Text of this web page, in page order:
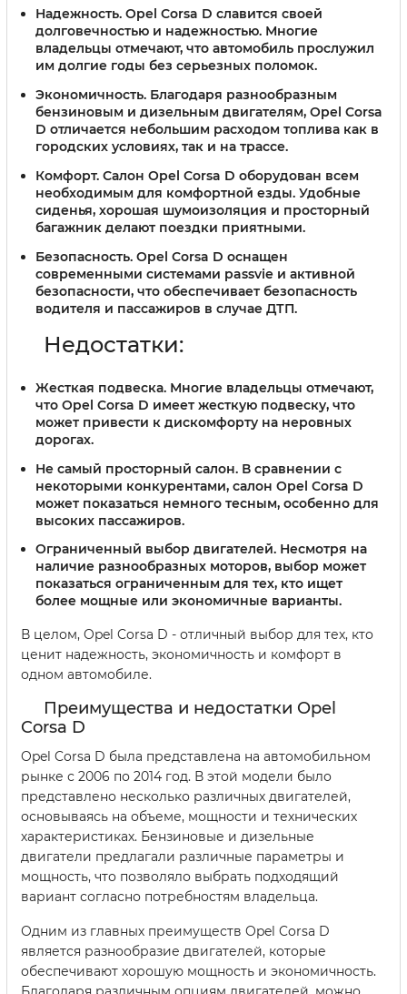
Надежность. Opel Corsa D славится своей
долговечностью и надежностью. Многие
владельцы отмечают, что автомобиль прослужил
им долгие годы без серьезных поломок.
Экономичность. Благодаря разнообразным
бензиновым и дизельным двигателям, Opel Corsa
D отличается небольшим расходом топлива как в
городских условиях, так и на трассе.
Комфорт. Салон Opel Corsa D оборудован всем
необходимым для комфортной езды. Удобные
сиденья, хорошая шумоизоляция и просторный
багажник делают поездки приятными.
Безопасность. Opel Corsa D оснащен
современными системами passvie и активной
безопасности, что обеспечивает безопасность
водителя и пассажиров в случае ДТП.
Недостатки:
Жесткая подвеска. Многие владельцы отмечают,
что Opel Corsa D имеет жесткую подвеску, что
может привести к дискомфорту на неровных
дорогах.
Не самый просторный салон. В сравнении с
некоторыми конкурентами, салон Opel Corsa D
может показаться немного тесным, особенно для
высоких пассажиров.
Ограниченный выбор двигателей. Несмотря на
наличие разнообразных моторов, выбор может
показаться ограниченным для тех, кто ищет
более мощные или экономичные варианты.
В целом, Opel Corsa D - отличный выбор для тех, кто
ценит надежность, экономичность и комфорт в
одном автомобиле.
Преимущества и недостатки Opel
Corsa D
Opel Corsa D была представлена на автомобильном
рынке с 2006 по 2014 год. В этой модели было
представлено несколько различных двигателей,
основываясь на объеме, мощности и технических
характеристиках. Бензиновые и дизельные
двигатели предлагали различные параметры и
мощность, что позволяло выбрать подходящий
вариант согласно потребностям владельца.
Одним из главных преимуществ Opel Corsa D
является разнообразие двигателей, которые
обеспечивают хорошую мощность и экономичность.